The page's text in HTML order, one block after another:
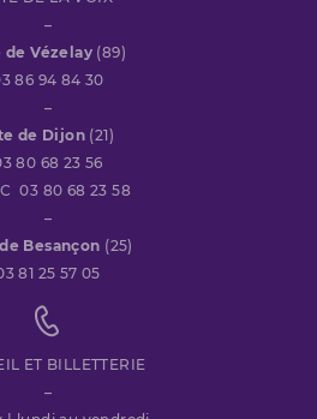
–
de Vézelay (89)
86 94 84 30
–
de Dijon (21)
80 68 23 56
03 80 68 23 58
–
Besançon (25)
81 25 57 05
ET BILLETTERIE
–